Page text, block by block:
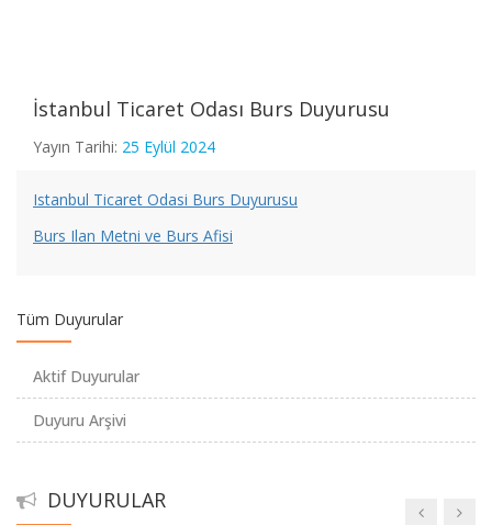
İçerik
İstanbul Ticaret Odası Burs Duyurusu
Yayın Tarihi: 25 Eylül 2024
Istanbul Ticaret Odasi Burs Duyurusu
Burs Ilan Metni ve Burs Afisi
Tüm Duyurular
Aktif Duyurular
Duyuru Arşivi
DUYURULAR
Fakültemiz İç Hastalıkları Anabilim Dalı, Romatoloji Bilim Dalı
arasında bulunduğu “A disease -associated gene desert
Öğretim Öğrencileri için AB Bursları)